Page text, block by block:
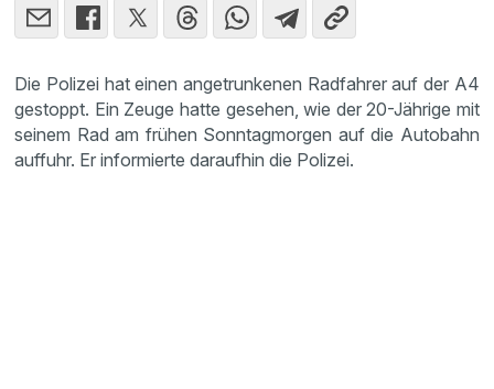
Die Polizei hat einen angetrunkenen Radfahrer auf der A4
gestoppt. Ein Zeuge hatte gesehen, wie der 20-Jährige mit
seinem Rad am frühen Sonntagmorgen auf die Autobahn
auffuhr. Er informierte daraufhin die Polizei.